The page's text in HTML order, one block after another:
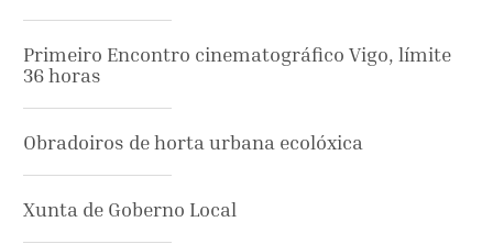
Primeiro Encontro cinematográfico Vigo, límite
36 horas
Obradoiros de horta urbana ecolóxica
Xunta de Goberno Local